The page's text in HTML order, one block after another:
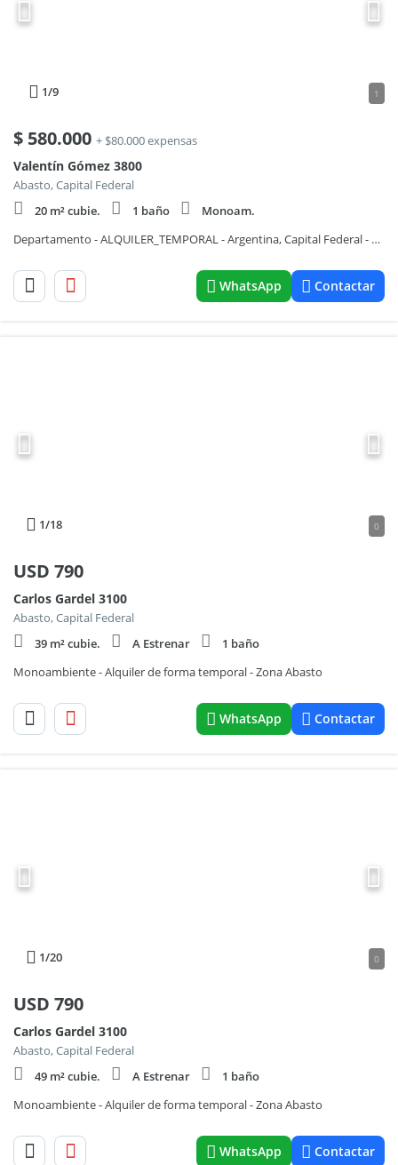
1/9 1
$ 580.000 + $80.000 expensas
Valentín Gómez 3800
Abasto, Capital Federal
20 m² cubie.
1 baño
Monoam.
Departamento - ALQUILER_TEMPORAL - Argentina, Capital Federal - Valentin Gomez 3800
WhatsApp Contactar
1/18 0
USD 790
Carlos Gardel 3100
Abasto, Capital Federal
39 m² cubie.
A Estrenar
1 baño
Monoambiente - Alquiler de forma temporal - Zona Abasto
WhatsApp Contactar
1/20 0
USD 790
Carlos Gardel 3100
Abasto, Capital Federal
49 m² cubie.
A Estrenar
1 baño
Monoambiente - Alquiler de forma temporal - Zona Abasto
WhatsApp Contactar